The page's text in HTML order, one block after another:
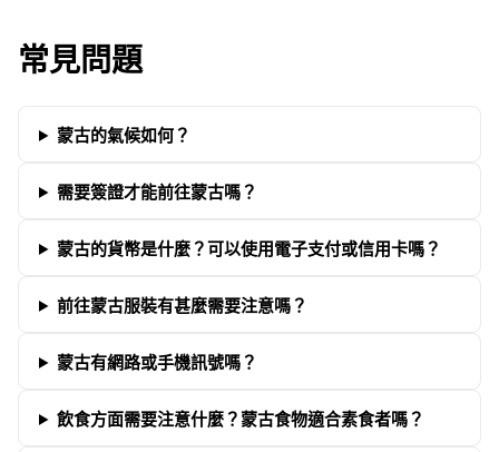
常見問題
蒙古的氣候如何？
需要簽證才能前往蒙古嗎？
蒙古的貨幣是什麼？可以使用電子支付或信用卡嗎？
前往蒙古服裝有甚麼需要注意嗎？
蒙古有網路或手機訊號嗎？
飲食方面需要注意什麼？蒙古食物適合素食者嗎？